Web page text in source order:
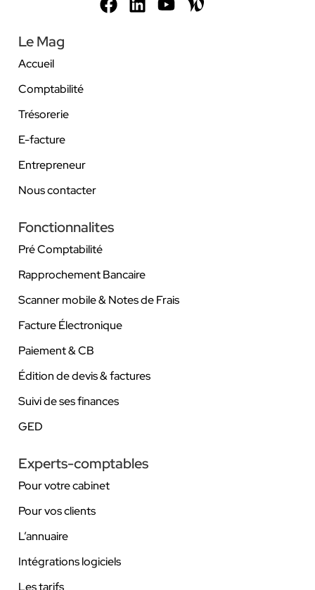
Le Mag
Accueil
Comptabilité
Trésorerie
E-facture
Entrepreneur
Nous contacter
Fonctionnalites
Pré Comptabilité
Rapprochement Bancaire
Scanner mobile & Notes de Frais
Facture Électronique
Paiement & CB
Édition de devis & factures
Suivi de ses finances
GED
Experts-comptables
Pour votre cabinet
Pour vos clients
L’annuaire
Intégrations logiciels
Les tarifs